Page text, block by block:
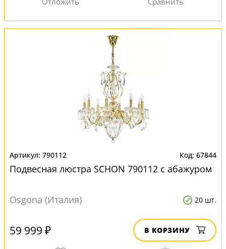
790112 67844
Подвесная люстра SCHON 790112 с абажуром
Osgona (Италия) 20 шт.
59 999 ₽ В КОРЗИНУ